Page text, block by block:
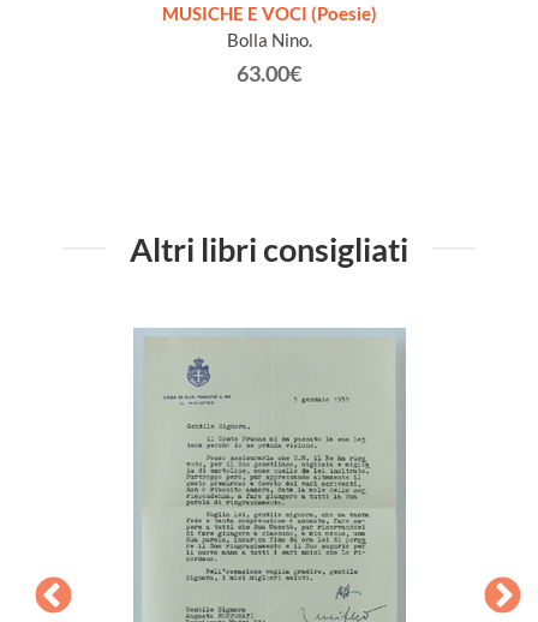
MUSICHE E VOCI (Poesie)
Bolla Nino.
63.00€
Altri libri consigliati